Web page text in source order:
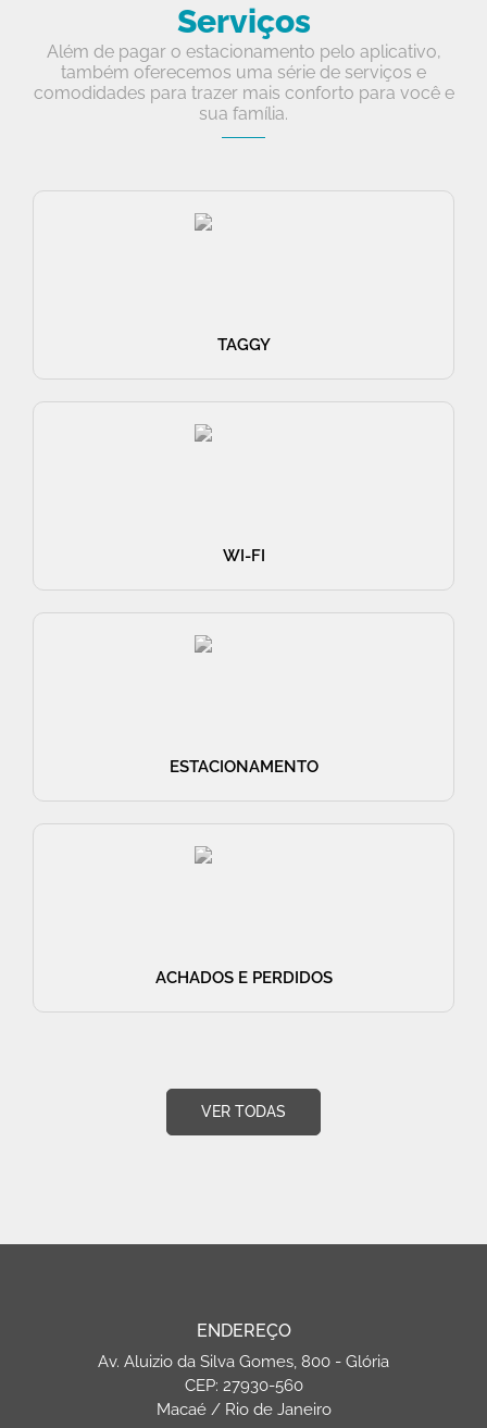
Serviços
Além de pagar o estacionamento pelo aplicativo,
também oferecemos uma série de serviços e
comodidades para trazer mais conforto para você e
sua família.
TAGGY
WI-FI
ESTACIONAMENTO
ACHADOS E PERDIDOS
VER TODAS
ENDEREÇO
Av. Aluizio da Silva Gomes, 800 - Glória
CEP: 27930-560
Macaé / Rio de Janeiro